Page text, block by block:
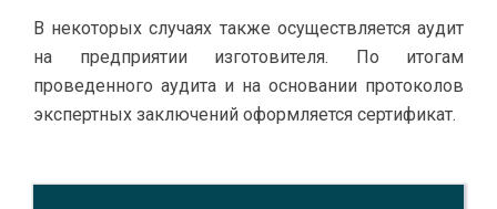
В некоторых случаях также осуществляется аудит
на предприятии изготовителя. По итогам
проведенного аудита и на основании протоколов
экспертных заключений оформляется сертификат.